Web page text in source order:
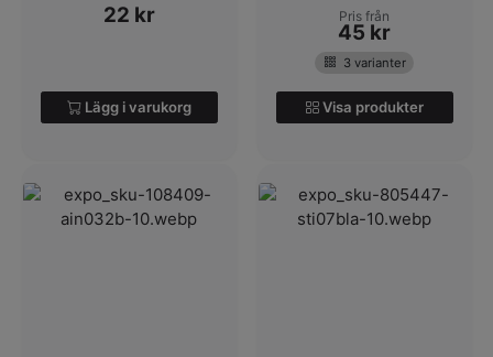
22 kr
Lägg i varukorg
Pris från
45 kr
3 varianter
Visa produkter